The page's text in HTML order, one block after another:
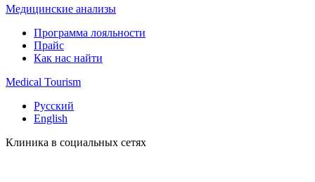
Медицинские анализы
Программа лояльности
Прайс
Как нас найти
Medical Tourism
Русский
English
Клиника в социальных сетях